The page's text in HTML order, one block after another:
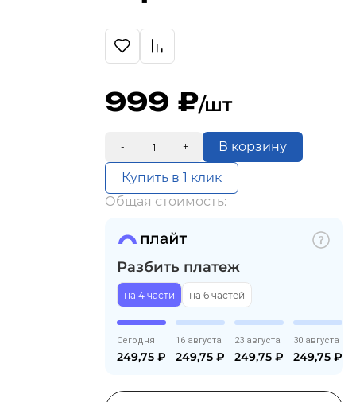
999 /шт
- + В корзину
Купить в 1 клик
Общая стоимость:
Разбить платеж
на 4 части на 6 частей
Сегодня
249,75 ₽
16 августа
249,75 ₽
23 августа
249,75 ₽
30 августа
249,75 ₽